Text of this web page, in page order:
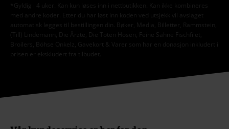
*Gyldig i 4 uker. Kan kun løses inn i nettbutikken. Kan ikke kombineres
med andre koder. Etter du har løst inn koden ved utsjekk vil avslaget
automatisk legges til bestillingen din. Bøker, Media, Billetter, Rammstein,
(Till) Lindemann, Die Ärzte, Die Toten Hosen, Feine Sahne Fischfilet,
Broilers, Böhse Onkelz, Gavekort & Varer som har en donasjon inkludert i
prisen er ekskludert fra tilbudet.